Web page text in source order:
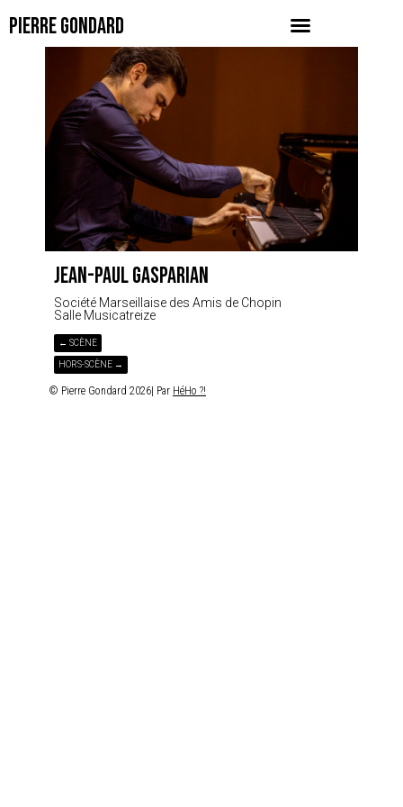
PIERRE GONDARD
JEAN-PAUL GASPARIAN
Société Marseillaise des Amis de Chopin
Salle Musicatreize
← SCÈNE
HORS-SCÈNE →
© Pierre Gondard 2026| Par HéHo ?!